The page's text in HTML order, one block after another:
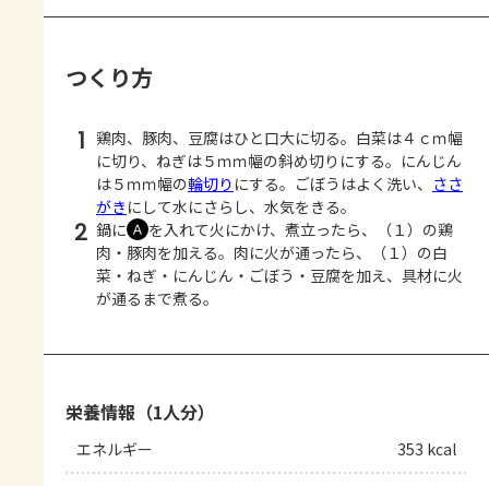
つくり方
1 鶏肉、豚肉、豆腐はひと口大に切る。白菜は４ｃｍ幅
に切り、ねぎは５ｍｍ幅の斜め切りにする。にんじん
は５ｍｍ幅の輪切り にする。ごぼうはよく洗い、 ささ
がきにして水にさらし、水気をきる。
2 鍋に Ａ を入れて火にかけ、煮立ったら、（１）の鶏
肉・豚肉を加える。肉に火が通ったら、（１）の白
菜・ねぎ・にんじん・ごぼう・豆腐を加え、具材に火
が通るまで煮る。
栄養情報（1人分）
エネルギー 353 kcal